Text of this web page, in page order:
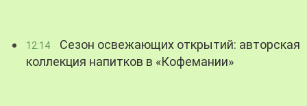
12:14
Сезон освежающих открытий: авторская
коллекция напитков в «Кофемании»